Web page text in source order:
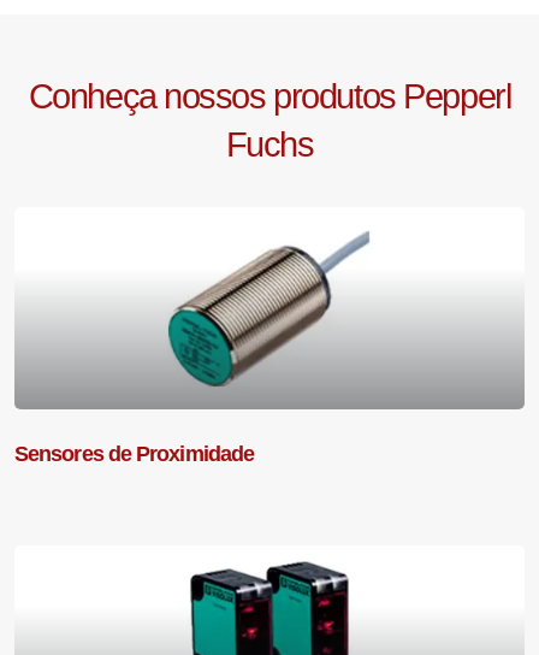
Conheça nossos produtos Pepperl
Fuchs
Sensores de Proximidade